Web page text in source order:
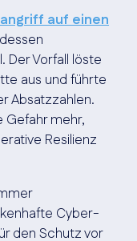
auf einen
dessen
Der Vorfall löste
aus und führte
Absatzzahlen.
Gefahr mehr,
Resilienz
Cyber-
den Schutz vor